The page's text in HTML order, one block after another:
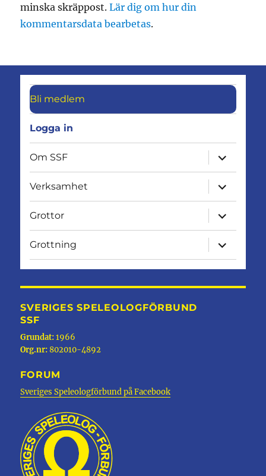
minska skräppost.Lär dig om hur din
kommentarsdata bearbetas.
Bli medlem
Logga in
Om SSF
expandera
Verksamhet
expandera
Grottor
expandera
Grottning
expandera
SVERIGES SPELEOLOGFÖRBUND
SSF
Grundat:1966
Org.nr:802010-4892
FORUM
Sveriges Speleologförbund på Facebook